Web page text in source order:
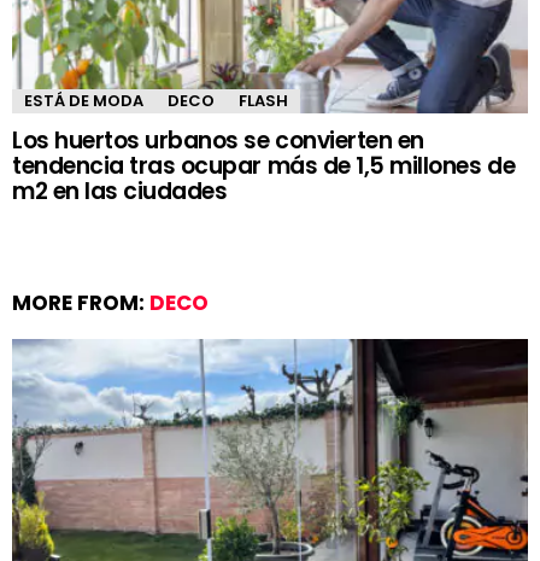
ESTÁ DE MODA DECO FLASH
Los huertos urbanos se convierten en
tendencia tras ocupar más de 1,5 millones de
m2 en las ciudades
MORE FROM: DECO